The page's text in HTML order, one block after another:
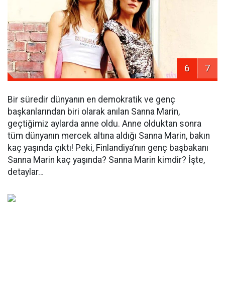
6 7
Bir süredir dünyanın en demokratik ve genç
başkanlarından biri olarak anılan Sanna Marin,
geçtiğimiz aylarda anne oldu. Anne olduktan sonra
tüm dünyanın mercek altına aldığı Sanna Marin, bakın
kaç yaşında çıktı! Peki, Finlandiya’nın genç başbakanı
Sanna Marin kaç yaşında? Sanna Marin kimdir? İşte,
detaylar…